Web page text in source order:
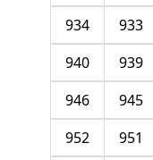
933
934
939
940
945
946
951
952